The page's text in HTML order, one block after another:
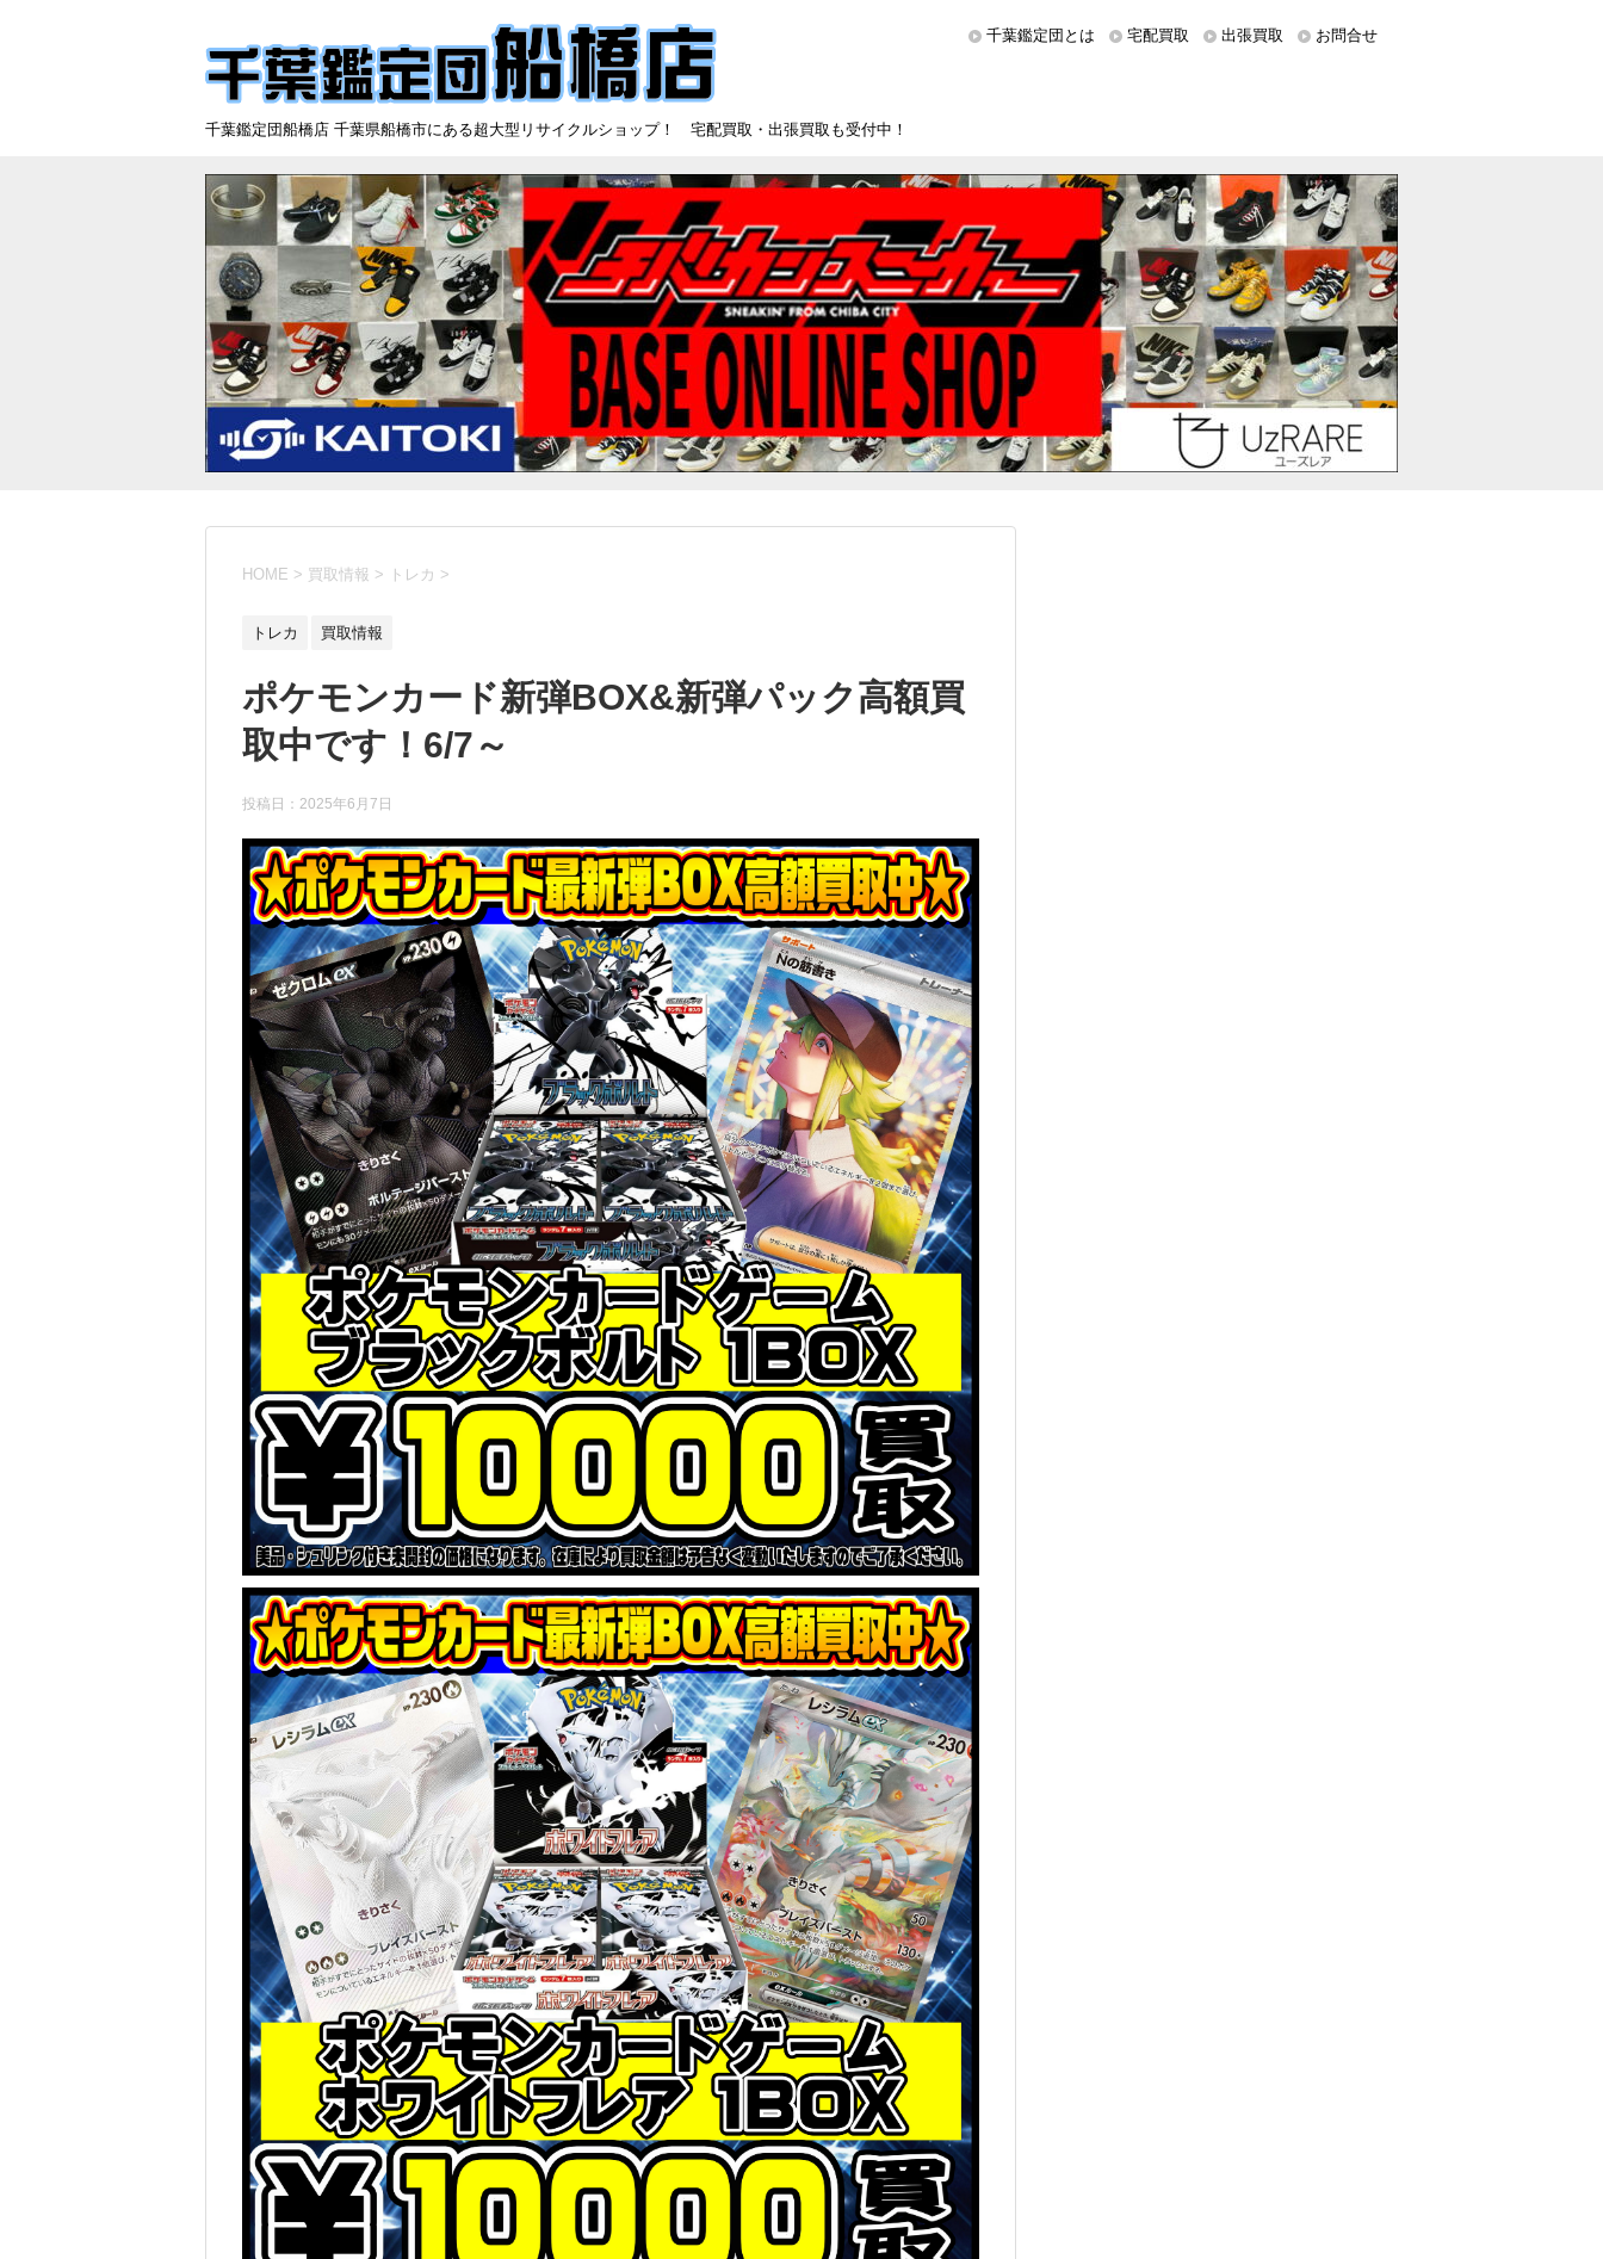
千葉鑑定団船橋店 千葉県船橋市にある超大型リサイクルショップ！ 宅配買取・出張買取も受付中！
千葉鑑定団とは 宅配買取 出張買取 お問合せ
HOME > 買取情報 > トレカ >
トレカ 買取情報
ポケモンカード新弾BOX&新弾パック高額買
取中です！6/7～
投稿日： 2025年6月7日